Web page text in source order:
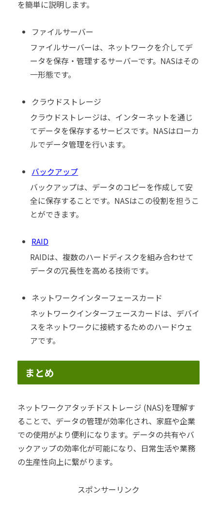
を簡単に説明します。
ファイルサーバー
ファイルサーバーは、ネットワークを介してデ
ータを保存・管理するサーバーです。NASはその
一形態です。
クラウドストレージ
クラウドストレージは、インターネットを通じ
てデータを保存するサービスです。NASはローカ
ルでデータ管理を行います。
バックアップ
バックアップは、データのコピーを作成して安
全に保存することです。NASはこの役割を担うこ
とができます。
RAID
RAIDは、複数のハードディスクを組み合わせて
データの冗長性を高める技術です。
ネットワークインターフェースカード
ネットワークインターフェースカードは、デバイ
スをネットワークに接続するためのハードウェ
アです。
まとめ
ネットワークアタッチドストレージ (NAS)を理解す
ることで、データの管理が効率化され、家庭や企業
での使用がより便利になります。データの共有やバ
ックアップの効率化が可能になり、日常生活や業務
の生産性向上に繋がります。
スポンサーリンク